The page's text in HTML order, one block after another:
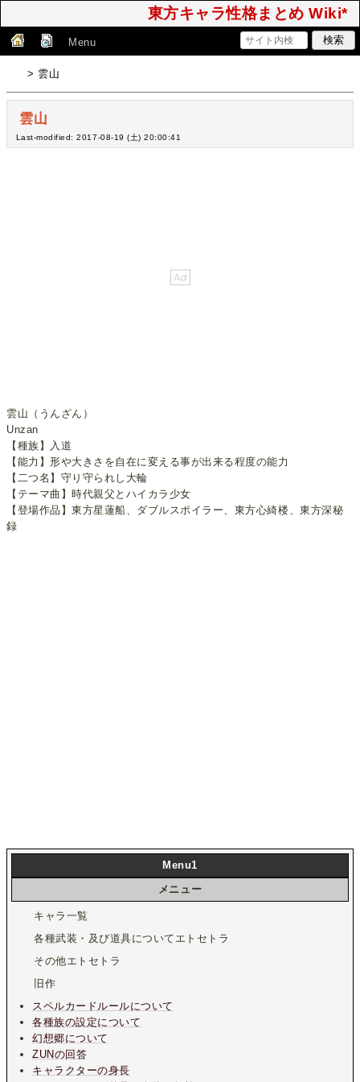
東方キャラ性格まとめ Wiki*
Menu
> 雲山
雲山
Last-modified: 2017-08-19 (土) 20:00:41
雲山（うんざん）
Unzan
【種族】入道
【能力】形や大きさを自在に変える事が出来る程度の能力
【二つ名】守り守られし大輪
【テーマ曲】時代親父とハイカラ少女
【登場作品】東方星蓮船、ダブルスポイラー、東方心綺楼、東方深秘
録
Menu1
メニュー
キャラ一覧
各種武装・及び道具についてエトセトラ
その他エトセトラ
旧作
スペルカードルールについて
各種族の設定について
幻想郷について
ZUNの回答
キャラクターの身長